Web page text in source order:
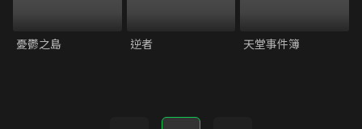
憂鬱之島 逆者 天堂事件簿